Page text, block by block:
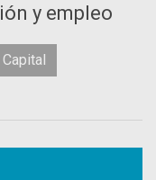
y empleo